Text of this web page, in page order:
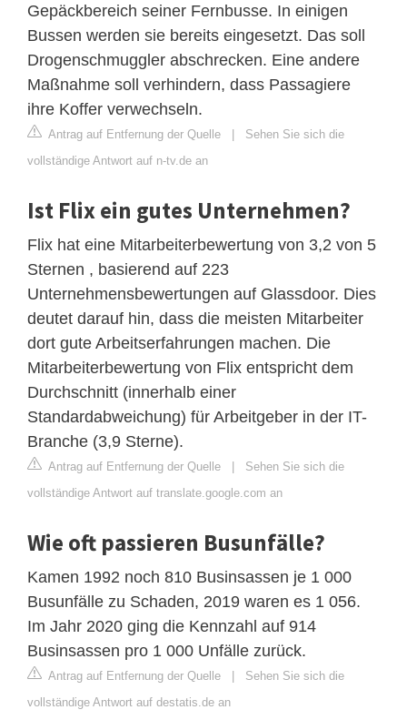
Gepäckbereich seiner Fernbusse. In einigen
Bussen werden sie bereits eingesetzt. Das soll
Drogenschmuggler abschrecken. Eine andere
Maßnahme soll verhindern, dass Passagiere
ihre Koffer verwechseln.
Antrag auf Entfernung der Quelle | Sehen Sie sich die
vollständige Antwort auf n-tv.de an
Ist Flix ein gutes Unternehmen?
Flix hat eine Mitarbeiterbewertung von 3,2 von 5
Sternen , basierend auf 223
Unternehmensbewertungen auf Glassdoor. Dies
deutet darauf hin, dass die meisten Mitarbeiter
dort gute Arbeitserfahrungen machen. Die
Mitarbeiterbewertung von Flix entspricht dem
Durchschnitt (innerhalb einer
Standardabweichung) für Arbeitgeber in der IT-
Branche (3,9 Sterne).
Antrag auf Entfernung der Quelle | Sehen Sie sich die
vollständige Antwort auf translate.google.com an
Wie oft passieren Busunfälle?
Kamen 1992 noch 810 Businsassen je 1 000
Busunfälle zu Schaden, 2019 waren es 1 056.
Im Jahr 2020 ging die Kennzahl auf 914
Businsassen pro 1 000 Unfälle zurück.
Antrag auf Entfernung der Quelle | Sehen Sie sich die
vollständige Antwort auf destatis.de an